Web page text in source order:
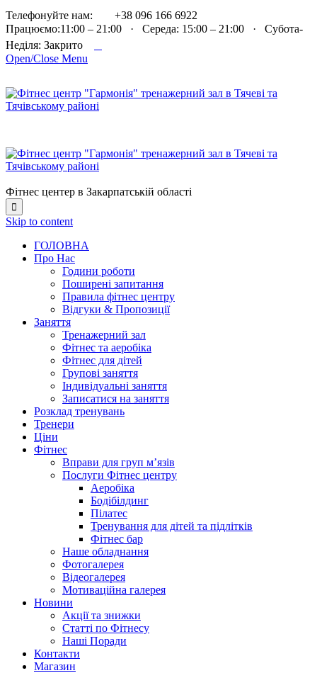
Телефонуйте нам:
+38 096 166 6922
Працюємо:11:00 – 21:00 · Середа: 15:00 – 21:00 · Субота-
Неділя: Закрито
Open/Close Menu
Фітнес центер в Закарпатській області

Skip to content
ГОЛОВНА
Про Нас
Години роботи
Поширені запитання
Правила фітнес центру
Відгуки & Пропозиції
Заняття
Тренажерний зал
Фітнес та аеробіка
Фітнес для дітей
Групові заняття
Індивідуальні заняття
Записатися на заняття
Розклад тренувань
Тренери
Ціни
Фітнес
Вправи для груп м’язів
Послуги Фітнес центру
Аеробіка
Бодібілдинг
Пілатес
Тренування для дітей та підлітків
Фітнес бар
Наше обладнання
Фотогалерея
Відеогалерея
Мотиваційна галерея
Новини
Акції та знижки
Статті по Фітнесу
Наші Поради
Контакти
Магазин